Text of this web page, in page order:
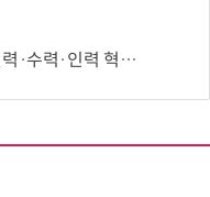
충남 3력 혁신 TF 회의 첫 개최